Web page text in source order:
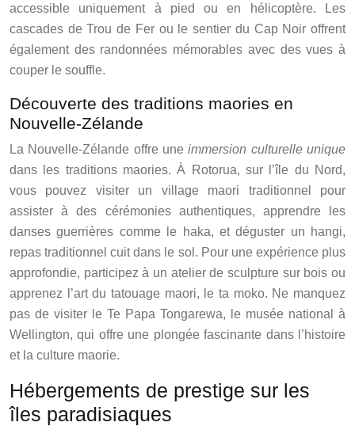
accessible uniquement à pied ou en hélicoptère. Les
cascades de Trou de Fer ou le sentier du Cap Noir offrent
également des randonnées mémorables avec des vues à
couper le souffle.
Découverte des traditions maories en
Nouvelle-Zélande
La Nouvelle-Zélande offre uneimmersion culturelle unique
dans les traditions maories. À Rotorua, sur l’île du Nord,
vous pouvez visiter un village maori traditionnel pour
assister à des cérémonies authentiques, apprendre les
danses guerrières comme le haka, et déguster un hangi,
repas traditionnel cuit dans le sol. Pour une expérience plus
approfondie, participez à un atelier de sculpture sur bois ou
apprenez l’art du tatouage maori, le ta moko. Ne manquez
pas de visiter le Te Papa Tongarewa, le musée national à
Wellington, qui offre une plongée fascinante dans l’histoire
et la culture maorie.
Hébergements de prestige sur les
îles paradisiaques